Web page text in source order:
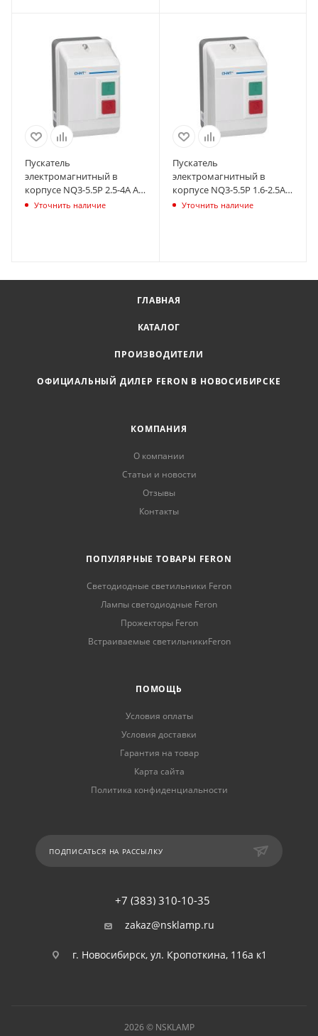
Пускатель
электромагнитный в
корпусе NQ3-5.5P 2.5-4А AC
220В IP55 (R) CHINT 496405
Уточнить наличие
Пускатель
электромагнитный в
корпусе NQ3-5.5P 1.6-2.5А
AC 220В IP55 (R) CHINT
Уточнить наличие
ГЛАВНАЯ
КАТАЛОГ
ПРОИЗВОДИТЕЛИ
ОФИЦИАЛЬНЫЙ ДИЛЕР FERON В НОВОСИБИРСКЕ
КОМПАНИЯ
О компании
Статьи и новости
Отзывы
Контакты
ПОПУЛЯРНЫЕ ТОВАРЫ FERON
Светодиодные светильники Feron
Лампы светодиодные Feron
Прожекторы Feron
Встраиваемые светильникиFeron
ПОМОЩЬ
Условия оплаты
Условия доставки
Гарантия на товар
Карта сайта
Политика конфиденциальности
ПОДПИСАТЬСЯ НА РАССЫЛКУ
+7 (383) 310-10-35
zakaz@nsklamp.ru
г. Новосибирск, ул. Кропоткина, 116а к1
2026 © NSKLAMP